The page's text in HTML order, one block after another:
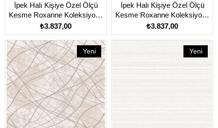
İpek Halı Kişiye Özel Ölçü
Kesme Roxanne Koleksiyonu
17187 Gri
₺3.837,00
İpek Halı Kişiye Özel Ölçü
Kesme Roxanne Koleksiyonu
17192 Gri
₺3.837,00
Yeni
Ürün
Yeni